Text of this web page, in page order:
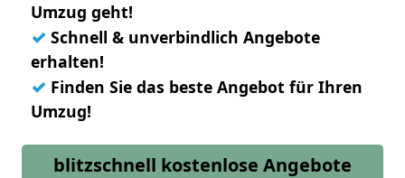
Umzug geht!
✓ Schnell & unverbindlich Angebote
erhalten!
✓ Finden Sie das beste Angebot für Ihren
Umzug!
blitzschnell kostenlose Angebote